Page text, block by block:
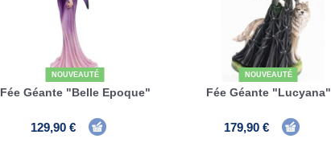
NOUVEAUTÉ
Fée Géante "Belle Epoque"
129,90 €
NOUVEAUTÉ
Fée Géante "Lucyana"
179,90 €